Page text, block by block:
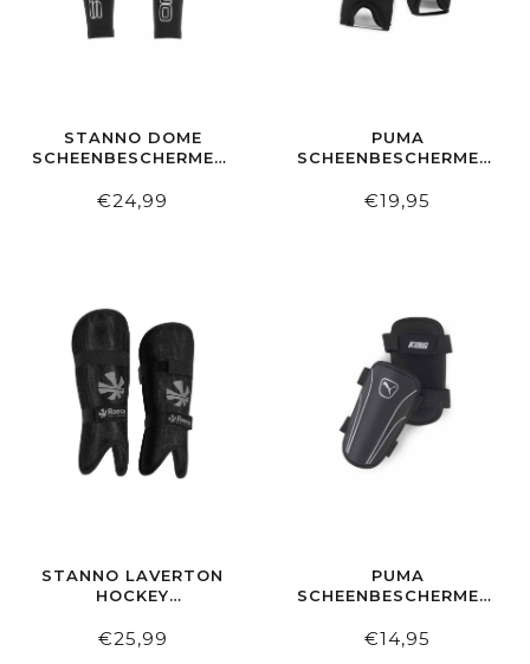
STANNO DOME
SCHEENBESCHERMERS
€24,99
PUMA
SCHEENBESCHERMERS
€19,95
STANNO LAVERTON
HOCKEY
ZWART
€25,99
PUMA
SCHEENBESCHERMERS
€14,95